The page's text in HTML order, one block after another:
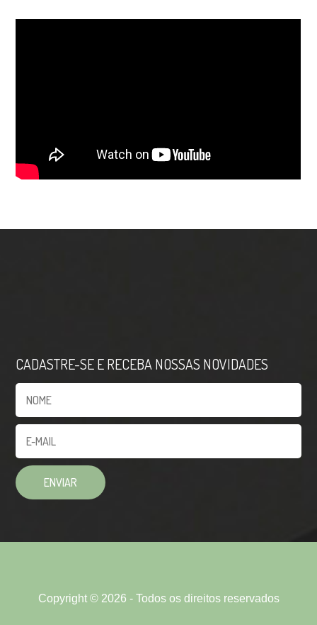
CADASTRE-SE E RECEBA NOSSAS NOVIDADES
Copyright © 2026 - Todos os direitos reservados